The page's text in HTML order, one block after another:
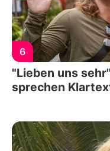
6
"Lieben uns
sprechen